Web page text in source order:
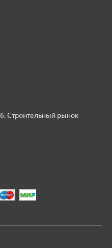
Строительный рынок